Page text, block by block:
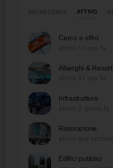
ATTIVO
Cerco e offro
Alberghi & Resort
Infrastrutture
Ristorazione
Edifici pubblici